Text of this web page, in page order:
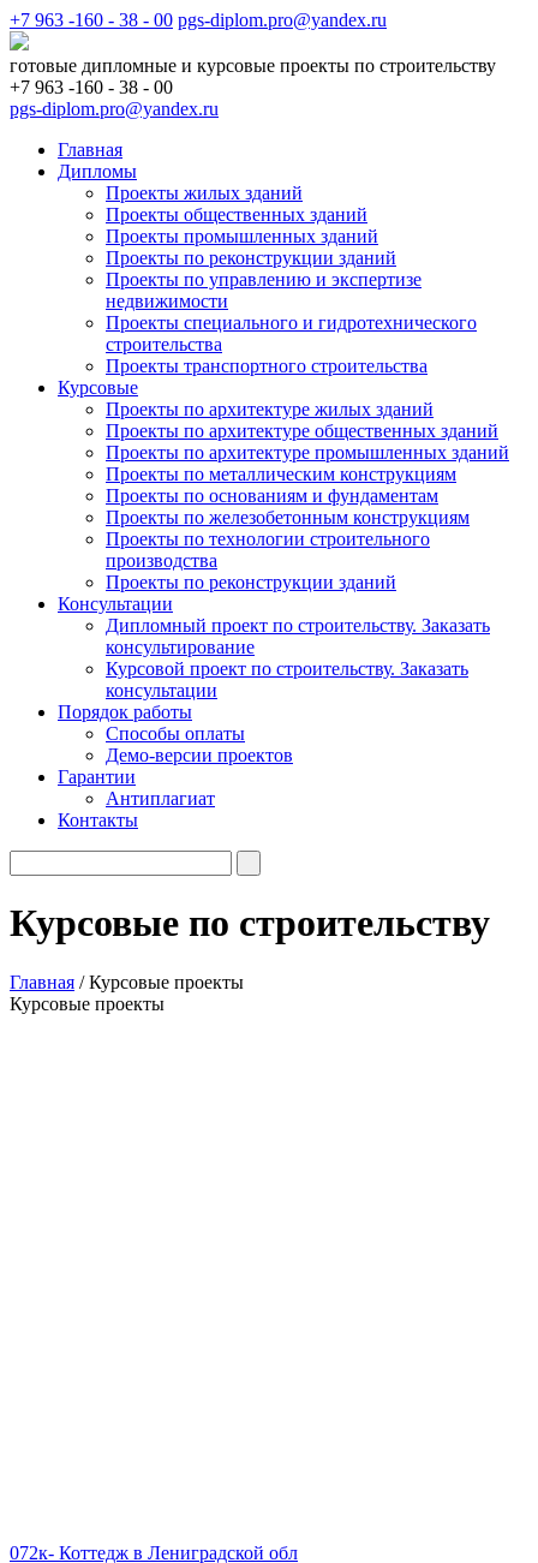
+7 963 -160 - 38 - 00 pgs-diplom.pro@yandex.ru
готовые дипломные и курсовые проекты по строительству
+7 963 -160 - 38 - 00
pgs-diplom.pro@yandex.ru
Главная
Дипломы
Проекты жилых зданий
Проекты общественных зданий
Проекты промышленных зданий
Проекты по реконструкции зданий
Проекты по управлению и экспертизе
недвижимости
Проекты специального и гидротехнического
строительства
Проекты транспортного строительства
Курсовые
Проекты по архитектуре жилых зданий
Проекты по архитектуре общественных зданий
Проекты по архитектуре промышленных зданий
Проекты по металлическим конструкциям
Проекты по основаниям и фундаментам
Проекты по железобетонным конструкциям
Проекты по технологии строительного
производства
Проекты по реконструкции зданий
Консультации
Дипломный проект по строительству. Заказать
консультирование
Курсовой проект по строительству. Заказать
консультации
Порядок работы
Способы оплаты
Демо-версии проектов
Гарантии
Антиплагиат
Контакты
Курсовые по строительству
Главная /Курсовые проекты
Курсовые проекты
072к- Коттедж в Лениградской обл